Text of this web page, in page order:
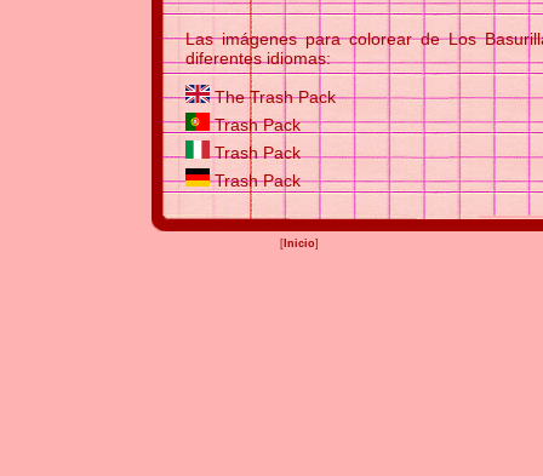
Las imágenes para colorear de Los
diferentes idiomas:
The Trash Pack
Trash Pack
Trash Pack
Trash Pack
[Inicio]